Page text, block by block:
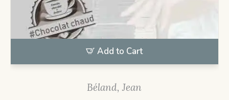
Add to Cart
Béland, Jean